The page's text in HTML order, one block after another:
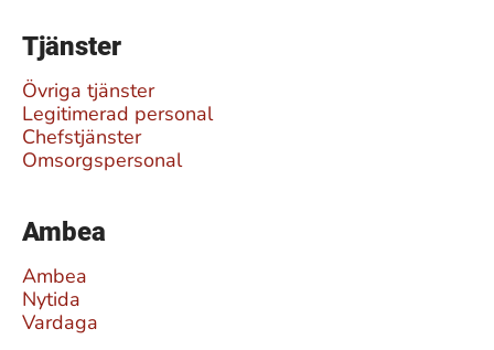
Tjänster
Övriga tjänster
Legitimerad personal
Chefstjänster
Omsorgspersonal
Ambea
Ambea
Nytida
Vardaga